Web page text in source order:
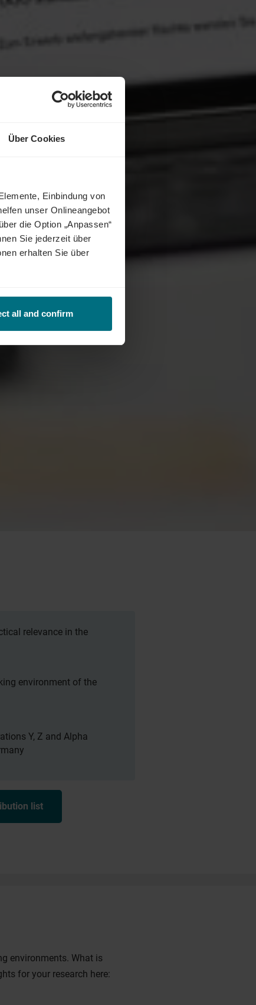
Über Cookies
Einbindung von
unser Onlineangebot
die Option „Anpassen“
Sie jederzeit über
erhalten Sie über
all and confirm
relevance in the
environment of the
Y, Z and Alpha
list
environments. What is
for your research here: